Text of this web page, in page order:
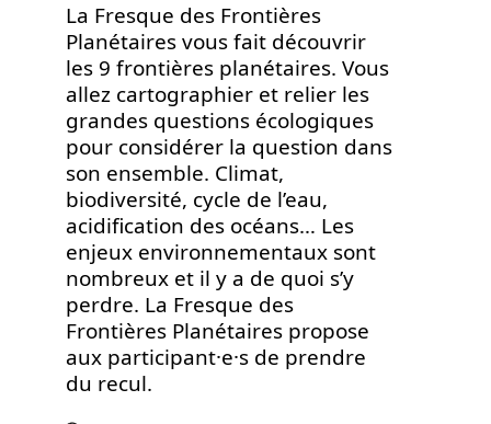
La Fresque des Frontières
Planétaires vous fait découvrir
les 9 frontières planétaires. Vous
allez cartographier et relier les
grandes questions écologiques
pour considérer la question dans
son ensemble. Climat,
biodiversité, cycle de l’eau,
acidification des océans… Les
enjeux environnementaux sont
nombreux et il y a de quoi s’y
perdre. La Fresque des
Frontières Planétaires propose
aux participant·e·s de prendre
du recul.